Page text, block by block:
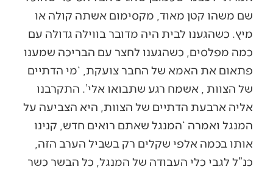
שם משהו קטן מאוד, מקסימום אשתה קולה או
מיץ. כשהגענו לבית היה מדובר בווילה גדולה עם
כמה מפלסים, כשהגענו לחצר עם הבריכה שמענו
פתאום את האמא של החבר צועקת, ‘מי הדתיים
של הצוות , אשמח רגע שתבואו אלי’. התקרבנו
אליה ארבעת הדתיים של הצוות, היא הצביעה על
המנגל ואמרה ‘המנגל שאתם רואים חדש, קנינו
אותו בכמה אלפי שקלים רק בשביל הערב הזה,
כנ”ל לגבי כלי העבודה של המנגל, כל הבשר כשר